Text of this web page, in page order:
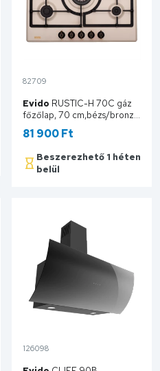
82709
Evido RUSTIC-H 70C gáz
főzőlap, 70 cm,bézs/bronz
HGR70C.1
81 900 Ft
Beszerezhető 1 héten
belül
126098